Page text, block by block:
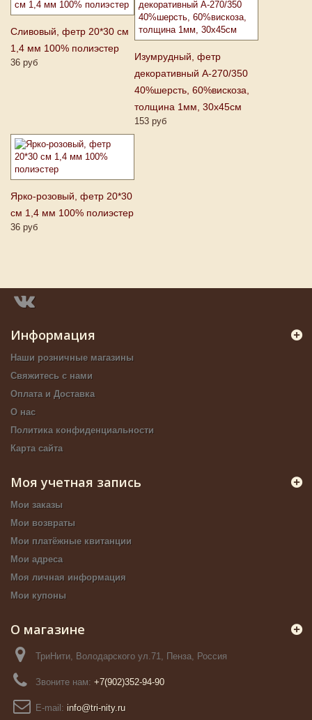
Сливовый, фетр 20*30 см
1,4 мм 100% полиэстер
36 руб
Изумрудный, фетр
декоративный А-270/350
40%шерсть, 60%вискоза,
толщина 1мм, 30х45см
153 руб
Ярко-розовый, фетр 20*30
см 1,4 мм 100% полиэстер
36 руб
Информация
Наши розничные магазины
Свяжитесь с нами
Оплата и Доставка
О нас
Политика конфиденциальности
Карта сайта
Моя учетная запись
Мои заказы
Мои возвраты
Мои платёжные квитанции
Мои адреса
Моя личная информация
Мои купоны
О магазине
ТриНити, Володарского ул.71, Пенза, Россия
Звоните нам: +7(902)352-94-90
E-mail: info@tri-nity.ru